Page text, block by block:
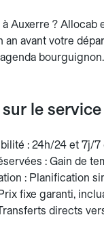
à Auxerre ?
an avant votre
le
: 24h/24 et 7j/7
: Gain de
: Planification
fixe garanti,
directs